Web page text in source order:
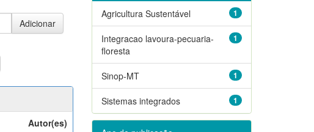
Autor(es)
1
Agricultura Sustentável
1
Integracao lavoura-pecuaria-
floresta
1
Sinop-MT
1
Sistemas integrados